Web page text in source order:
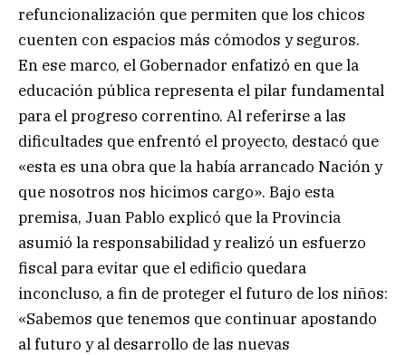
refuncionalización que permiten que los chicos
cuenten con espacios más cómodos y seguros.
En ese marco, el Gobernador enfatizó en que la
educación pública representa el pilar fundamental
para el progreso correntino. Al referirse a las
dificultades que enfrentó el proyecto, destacó que
«esta es una obra que la había arrancado Nación y
que nosotros nos hicimos cargo». Bajo esta
premisa, Juan Pablo explicó que la Provincia
asumió la responsabilidad y realizó un esfuerzo
fiscal para evitar que el edificio quedara
inconcluso, a fin de proteger el futuro de los niños:
«Sabemos que tenemos que continuar apostando
al futuro y al desarrollo de las nuevas